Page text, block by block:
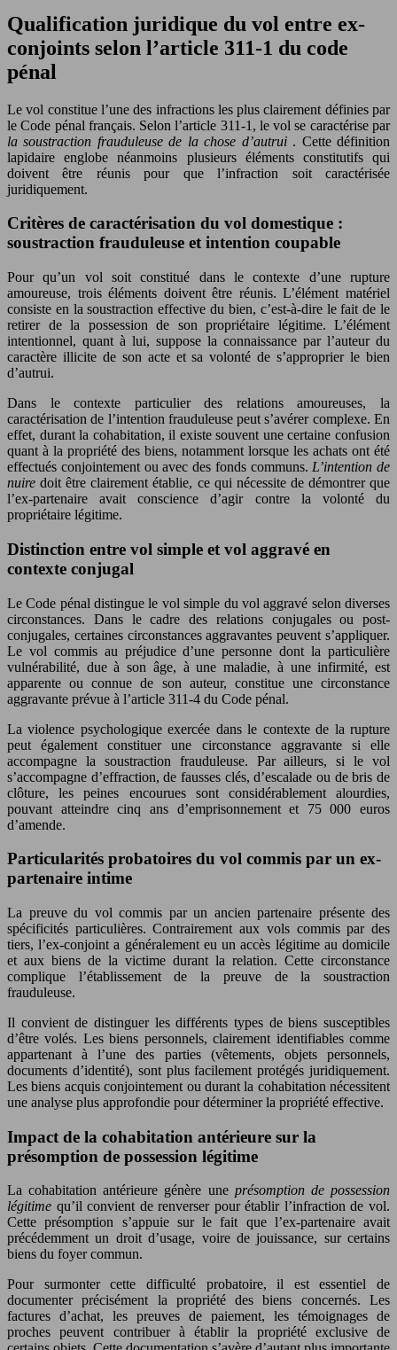
Qualification juridique du vol entre ex-
conjoints selon l’article 311-1 du code
pénal
Le vol constitue l’une des infractions les plus clairement définies par
le Code pénal français. Selon l’article 311-1, le vol se caractérise par
la soustraction frauduleuse de la chose d’autrui . Cette définition
lapidaire englobe néanmoins plusieurs éléments constitutifs qui
doivent être réunis pour que l’infraction soit caractérisée
juridiquement.
Critères de caractérisation du vol domestique :
soustraction frauduleuse et intention coupable
Pour qu’un vol soit constitué dans le contexte d’une rupture
amoureuse, trois éléments doivent être réunis. L’élément matériel
consiste en la soustraction effective du bien, c’est-à-dire le fait de le
retirer de la possession de son propriétaire légitime. L’élément
intentionnel, quant à lui, suppose la connaissance par l’auteur du
caractère illicite de son acte et sa volonté de s’approprier le bien
d’autrui.
Dans le contexte particulier des relations amoureuses, la
caractérisation de l’intention frauduleuse peut s’avérer complexe. En
effet, durant la cohabitation, il existe souvent une certaine confusion
quant à la propriété des biens, notamment lorsque les achats ont été
effectués conjointement ou avec des fonds communs. L’intention de
nuiredoit être clairement établie, ce qui nécessite de démontrer que
l’ex-partenaire avait conscience d’agir contre la volonté du
propriétaire légitime.
Distinction entre vol simple et vol aggravé en
contexte conjugal
Le Code pénal distingue le vol simple du vol aggravé selon diverses
circonstances. Dans le cadre des relations conjugales ou post-
conjugales, certaines circonstances aggravantes peuvent s’appliquer.
Le vol commis au préjudice d’une personne dont la particulière
vulnérabilité, due à son âge, à une maladie, à une infirmité, est
apparente ou connue de son auteur, constitue une circonstance
aggravante prévue à l’article 311-4 du Code pénal.
La violence psychologique exercée dans le contexte de la rupture
peut également constituer une circonstance aggravante si elle
accompagne la soustraction frauduleuse. Par ailleurs, si le vol
s’accompagne d’effraction, de fausses clés, d’escalade ou de bris de
clôture, les peines encourues sont considérablement alourdies,
pouvant atteindre cinq ans d’emprisonnement et 75 000 euros
d’amende.
Particularités probatoires du vol commis par un ex-
partenaire intime
La preuve du vol commis par un ancien partenaire présente des
spécificités particulières. Contrairement aux vols commis par des
tiers, l’ex-conjoint a généralement eu un accès légitime au domicile
et aux biens de la victime durant la relation. Cette circonstance
complique l’établissement de la preuve de la soustraction
frauduleuse.
Il convient de distinguer les différents types de biens susceptibles
d’être volés. Les biens personnels, clairement identifiables comme
appartenant à l’une des parties (vêtements, objets personnels,
documents d’identité), sont plus facilement protégés juridiquement.
Les biens acquis conjointement ou durant la cohabitation nécessitent
une analyse plus approfondie pour déterminer la propriété effective.
Impact de la cohabitation antérieure sur la
présomption de possession légitime
La cohabitation antérieure génère une présomption de possession
légitime qu’il convient de renverser pour établir l’infraction de vol.
Cette présomption s’appuie sur le fait que l’ex-partenaire avait
précédemment un droit d’usage, voire de jouissance, sur certains
biens du foyer commun.
Pour surmonter cette difficulté probatoire, il est essentiel de
documenter précisément la propriété des biens concernés. Les
factures d’achat, les preuves de paiement, les témoignages de
proches peuvent contribuer à établir la propriété exclusive de